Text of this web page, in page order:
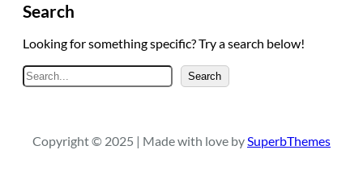
Search
Looking for something specific? Try a search below!
A
r
Search
Copyright © 2025 | Made with love bySuperbThemes